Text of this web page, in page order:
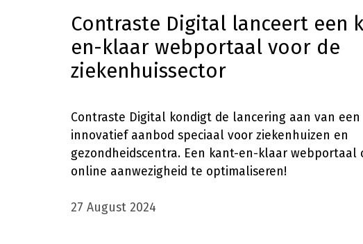
Contraste Digital lanceert een
en-klaar webportaal voor de
ziekenhuissector
Contraste Digital kondigt de lancering aan van een
innovatief aanbod speciaal voor ziekenhuizen en
gezondheidscentra. Een kant-en-klaar webportaal
online aanwezigheid te optimaliseren!
27 August 2024